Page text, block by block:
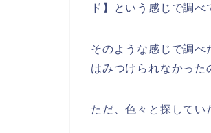
ド】という感じで調べ
そのような感じで調
はみつけられなかった
ただ、色々と探してい